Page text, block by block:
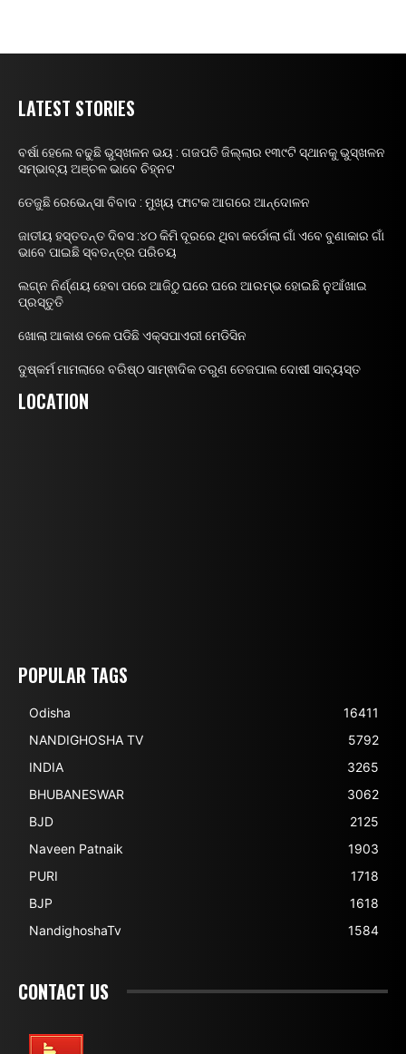
LATEST STORIES
ବର୍ଷା ହେଲେ ବଢୁଛି ଭୁସ୍ଖଳନ ଭୟ : ଗଜପତି ଜିଲ୍ଲାର ୧୩୯ଟି ସ୍ଥାନକୁ ଭୁସ୍ଖଳନ
ସମ୍ଭାବ୍ୟ ଅଞ୍ଚଳ ଭାବେ ଚିହ୍ନଟ
ତେଜୁଛି ରେଭେନ୍ସା ବିବାଦ : ମୁଖ୍ୟ ଫାଟକ ଆଗରେ ଆନ୍ଦୋଳନ
ଜାତୀୟ ହସ୍ତତନ୍ତ ଦିବସ :୪୦ କିମି ଦୂରରେ ଥିବା କର୍ଡୋଲା ଗାଁ ଏବେ ବୁଣାକାର ଗାଁ
ଭାବେ ପାଇଛି ସ୍ବତନ୍ତ୍ର ପରିଚୟ
ଲଗ୍ନ ନିର୍ଣ୍ଣୟ ହେବା ପରେ ଆଜିଠୁ ଘରେ ଘରେ ଆରମ୍ଭ ହୋଇଛି ନୁଆଁଖାଇ
ପ୍ରସ୍ତୁତି
ଖୋଲା ଆକାଶ ତଳେ ପଡିଛି ଏକ୍ସପାଏରୀ ମେଡିସିନ
ଦୁଷ୍କର୍ମ ମାମଲାରେ ବରିଷ୍ଠ ସାମ୍ଵାଦିକ ତରୁଣ ତେଜପାଲ ଦୋଷୀ ସାବ୍ୟସ୍ତ
LOCATION
POPULAR TAGS
Odisha
16411
NANDIGHOSHA TV
5792
INDIA
3265
BHUBANESWAR
3062
BJD
2125
Naveen Patnaik
1903
PURI
1718
BJP
1618
NandighoshaTv
1584
CONTACT US